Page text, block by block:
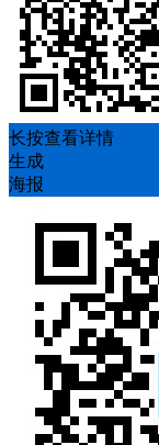
长按查看详情
生成
海报